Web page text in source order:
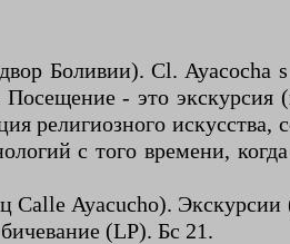
Боливии). Cl.
- это экскурсия
религиозного
с того времени,
Ayacucho).
(LP). Бс 21.